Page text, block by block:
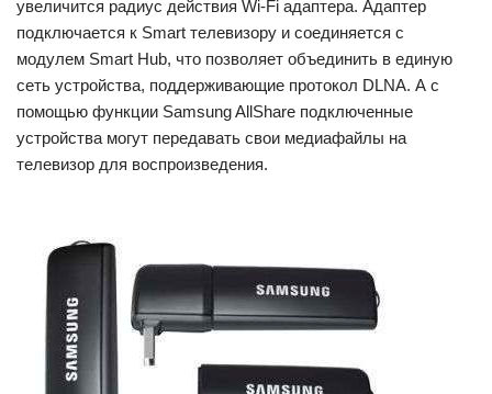
увеличится радиус действия Wi-Fi адаптера. Адаптер
подключается к Smart телевизору и соединяется с
модулем Smart Hub, что позволяет объединить в единую
сеть устройства, поддерживающие протокол DLNA. А с
помощью функции Samsung AllShare подключенные
устройства могут передавать свои медиафайлы на
телевизор для воспроизведения.